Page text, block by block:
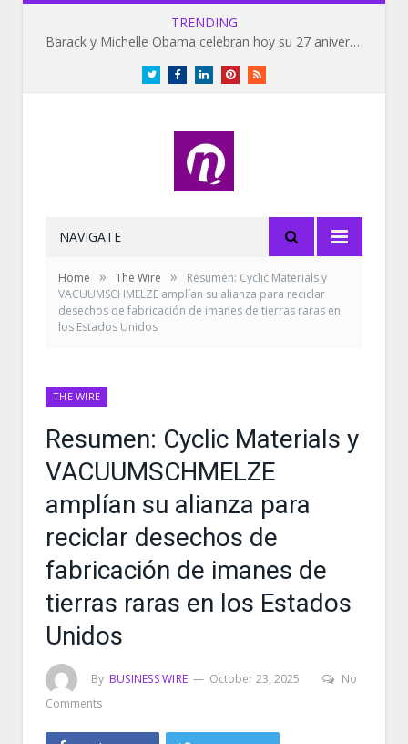
TRENDING
Barack y Michelle Obama celebran hoy su 27 aniversario de bodas
TwitterFacebookLinkedInPinterestRSS
NAVIGATE
Home » The Wire »
Resumen: Cyclic Materials y
VACUUMSCHMELZE amplían su alianza para reciclar
desechos de fabricación de imanes de tierras raras en
los Estados Unidos
THE WIRE
Resumen: Cyclic Materials y
VACUUMSCHMELZE
amplían su alianza para
reciclar desechos de
fabricación de imanes de
tierras raras en los Estados
Unidos
By BUSINESS WIRE October 23, 2025
No
Comments